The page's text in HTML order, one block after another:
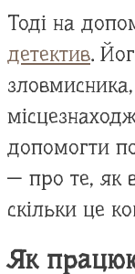
Тоді на
детектив.
допомогти
— про те, як
скільки це
Як